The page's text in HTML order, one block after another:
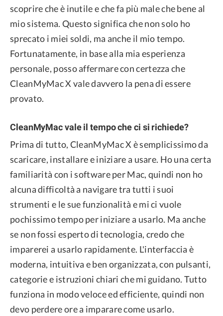
scoprire che è inutile e che fa più male che bene al
mio sistema. Questo significa che non solo ho
sprecato i miei soldi, ma anche il mio tempo.
Fortunatamente, in base alla mia esperienza
personale, posso affermare con certezza che
CleanMyMac X vale davvero la pena di essere
provato.
CleanMyMac vale il tempo che ci si richiede?
Prima di tutto, CleanMyMac X è semplicissimo da
scaricare, installare e iniziare a usare. Ho una certa
familiarità con i software per Mac, quindi non ho
alcuna difficoltà a navigare tra tutti i suoi
strumenti e le sue funzionalità e mi ci vuole
pochissimo tempo per iniziare a usarlo. Ma anche
se non fossi esperto di tecnologia, credo che
imparerei a usarlo rapidamente. L'interfaccia è
moderna, intuitiva e ben organizzata, con pulsanti,
categorie e istruzioni chiari che mi guidano. Tutto
funziona in modo veloce ed efficiente, quindi non
devo perdere ore a imparare come usarlo.